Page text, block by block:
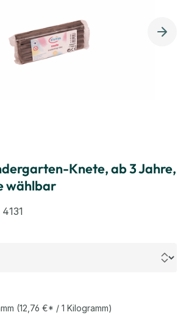
Knete, ab 3 Jahre,
wählbar
4131
(12,76 €* / 1 Kilogramm)